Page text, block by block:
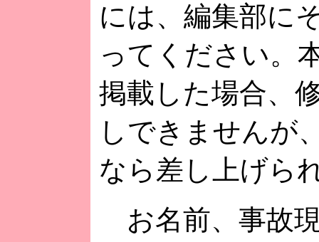
には、編集部に
ってください。
掲載した場合、
しできませんが
なら差し上げら
お名前、事故